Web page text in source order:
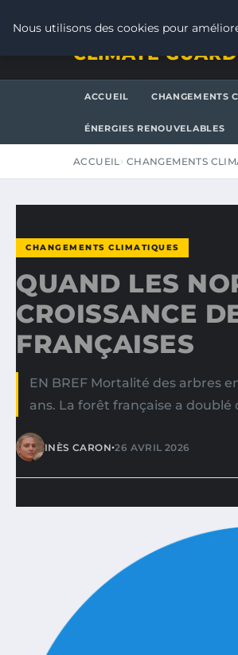
CLIMATE
ACCUEIL CHANGEMENTS
ÉNERGIES RENOUVELABLES
ACCUEIL CHANGEMENTS
CHANGEMENTS CLIMATIQUES
QUAND LES
CROISSANCE
FRANÇAISES
EN BREF Mortalité des arbres
ans. La forêt française a doublé
INÈS CARON•26 AVRIL 2026
Nous utilisons des cookies pour